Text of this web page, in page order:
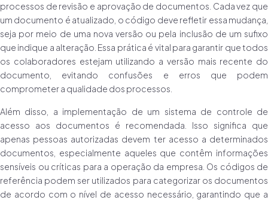
processos de revisão e aprovação de documentos. Cada vez que
um documento é atualizado, o código deve refletir essa mudança,
seja por meio de uma nova versão ou pela inclusão de um sufixo
que indique a alteração. Essa prática é vital para garantir que todos
os colaboradores estejam utilizando a versão mais recente do
documento, evitando confusões e erros que podem
comprometer a qualidade dos processos.
Além disso, a implementação de um sistema de controle de
acesso aos documentos é recomendada. Isso significa que
apenas pessoas autorizadas devem ter acesso a determinados
documentos, especialmente aqueles que contêm informações
sensíveis ou críticas para a operação da empresa. Os códigos de
referência podem ser utilizados para categorizar os documentos
de acordo com o nível de acesso necessário, garantindo que a